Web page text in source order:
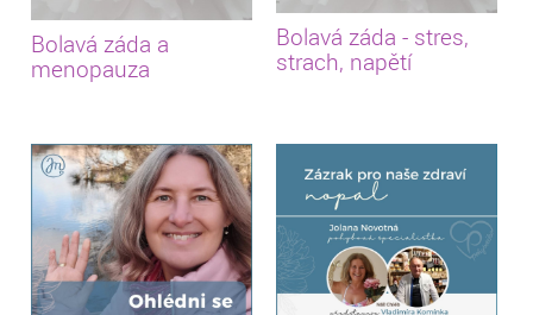
Bolavá záda a
menopauza
Bolavá záda - stres,
strach, napětí